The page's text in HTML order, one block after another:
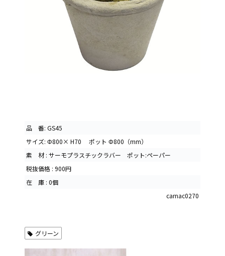
品 番: GS45
サイズ: Φ800× H70 ポット Φ800（mm）
素 材 : サーモプラスチックラバー ポット:ペーパー
税抜価格 : 900円
在 庫 : 0個
carnac0270
グリーン